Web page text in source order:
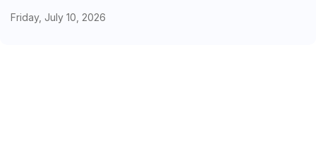
Friday, July 10, 2026